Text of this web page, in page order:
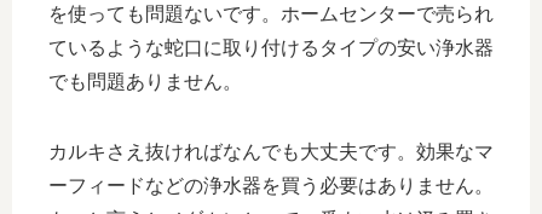
を使っても問題ないです。ホームセンターで売られ
ているような蛇口に取り付けるタイプの安い浄水器
でも問題ありません。
カルキさえ抜ければなんでも大丈夫です。効果なマ
ーフィードなどの浄水器を買う必要はありません。